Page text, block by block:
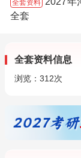
全套资料
全套
全套资料信息
浏览： 312次